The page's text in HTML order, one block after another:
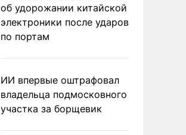
об удорожании китайской
электроники после ударов
по портам
ИИ впервые оштрафовал
владельца подмосковного
участка за борщевик